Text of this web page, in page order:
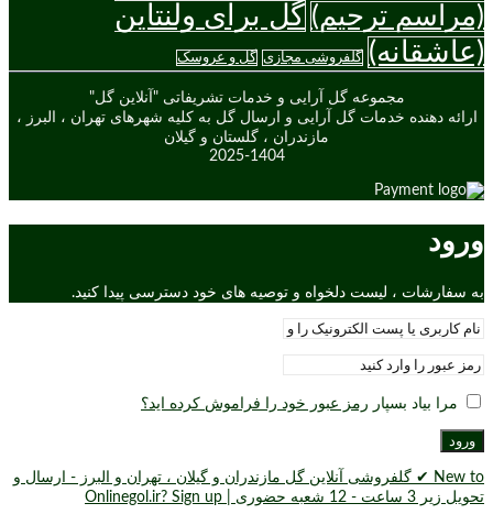
(مراسم ترحیم) گل برای ولنتاین
(عاشقانه)
گلفروشی مجازی گل و عروسک
مجموعه گل آرایی و خدمات تشریفاتی "آنلاین گل"
ارائه دهنده خدمات گل آرایی و ارسال گل به کلیه شهرهای تهران ، البرز ،
مازندران ، گلستان و گیلان
2025-1404
ورود
به سفارشات ، لیست دلخواه و توصیه های خود دسترسی پیدا کنید.
مرا بیاد بسپار رمز عبور خود را فراموش کرده اید؟
ورود
New to ✔ گلفروشی آنلاین گل مازندران و گیلان ، تهران و البرز - ارسال و
تحویل زیر 3 ساعت - 12 شعبه حضوری | Onlinegol.ir? Sign up